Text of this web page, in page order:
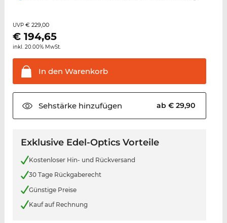
UVP € 229,00
€ 194,65
inkl. 20.00% MwSt.
In den Warenkorb
Sehstärkehinzufügen ab € 29,90
Exklusive Edel-Optics Vorteile
Kostenloser Hin- und Rückversand
30 Tage Rückgaberecht
Günstige Preise
Kauf auf Rechnung